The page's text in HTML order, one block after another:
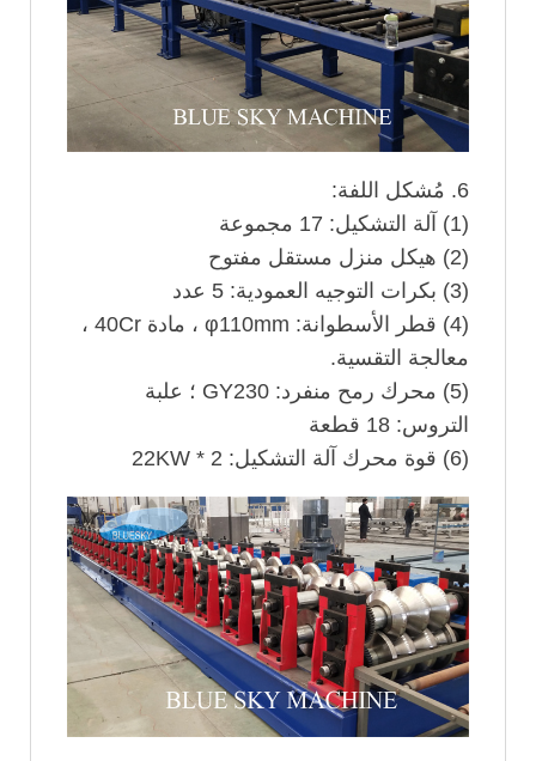
6. مُشكل اللفة:
(1) آلة التشكيل: 17 مجموعة
(2) هيكل منزل مستقل مفتوح
(3) بكرات التوجيه العمودية: 5 عدد
(4) قطر الأسطوانة: φ110mm ، مادة 40Cr ،
معالجة التقسية.
(5) محرك رمح منفرد: GY230 ؛ علبة
التروس: 18 قطعة
(6) قوة محرك آلة التشكيل: 2 * 22KW